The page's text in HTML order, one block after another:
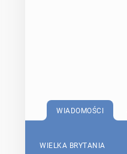
WIADOMOŚCI
WIELKA BRYTANIA